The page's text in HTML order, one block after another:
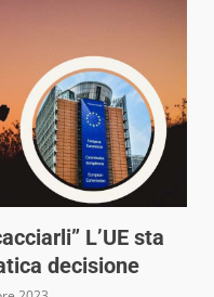
L’UE sta
decisione